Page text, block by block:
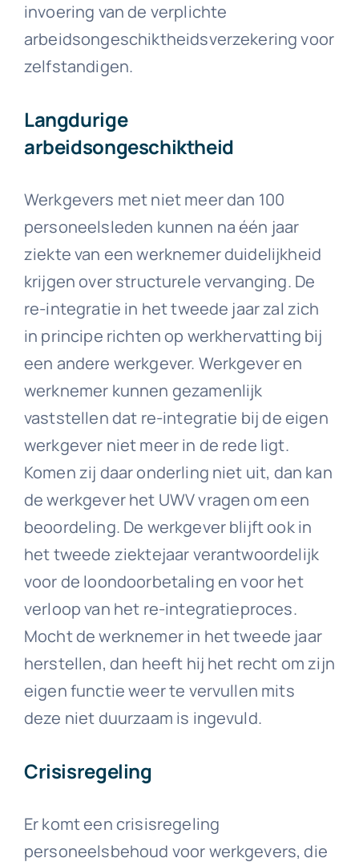
invoering van de verplichte
arbeidsongeschiktheidsverzekering voor
zelfstandigen.
Langdurige
arbeidsongeschiktheid
Werkgevers met niet meer dan 100
personeelsleden kunnen na één jaar
ziekte van een werknemer duidelijkheid
krijgen over structurele vervanging. De
re-integratie in het tweede jaar zal zich
in principe richten op werkhervatting bij
een andere werkgever. Werkgever en
werknemer kunnen gezamenlijk
vaststellen dat re-integratie bij de eigen
werkgever niet meer in de rede ligt.
Komen zij daar onderling niet uit, dan kan
de werkgever het UWV vragen om een
beoordeling. De werkgever blijft ook in
het tweede ziektejaar verantwoordelijk
voor de loondoorbetaling en voor het
verloop van het re-integratieproces.
Mocht de werknemer in het tweede jaar
herstellen, dan heeft hij het recht om zijn
eigen functie weer te vervullen mits
deze niet duurzaam is ingevuld.
Crisisregeling
Er komt een crisisregeling
personeelsbehoud voor werkgevers, die